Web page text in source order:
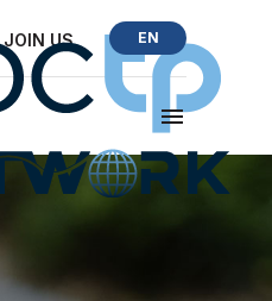
JOIN US EN